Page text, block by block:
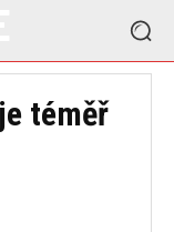
téměř